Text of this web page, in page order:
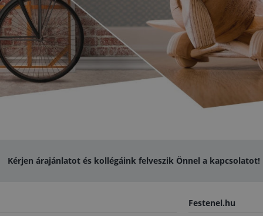
Kérjen árajánlatot és kollégáink felveszik Önnel a kapcsolatot!
Festenel.hu